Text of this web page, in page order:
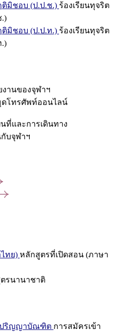
ติมิชอบ (ป.ป.ช.) ร้องเรียนทุจริต
ติมิชอบ (ป.ป.ท.) ร้องเรียนทุจริต
านของจุฬาฯ
ดโทรศัพท์ออนไลน์
ที่และการเดินทาง
บจุฬาฯ
ทย) หลักสูตรที่เปิดสอน (ภาษา
รนานาชาติ
ปริญญาบัณฑิต การสมัครเข้า